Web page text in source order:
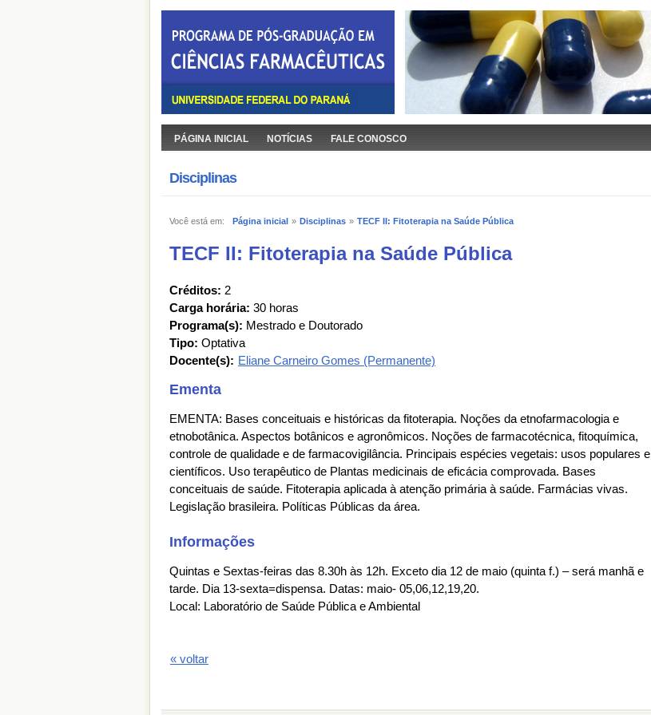
PÁGINA INICIAL NOTÍCIAS FALE CONOSCO
Disciplinas
Você está em: Página inicial » Disciplinas » TECF II: Fitoterapia na Saúde Pública
TECF II: Fitoterapia na Saúde Pública
Créditos: 2
Carga horária: 30 horas
Programa(s): Mestrado e Doutorado
Tipo: Optativa
Docente(s): Eliane Carneiro Gomes (Permanente)
Ementa
EMENTA: Bases conceituais e históricas da fitoterapia. Noções da etnofarmacologia e
etnobotânica. Aspectos botânicos e agronômicos. Noções de farmacotécnica, fitoquímica,
controle de qualidade e de farmacovigilância. Principais espécies vegetais: usos populares e
científicos. Uso terapêutico de Plantas medicinais de eficácia comprovada. Bases
conceituais de saúde. Fitoterapia aplicada à atenção primária à saúde. Farmácias vivas.
Legislação brasileira. Políticas Públicas da área.
Informações
Quintas e Sextas-feiras das 8.30h às 12h. Exceto dia 12 de maio (quinta f.) – será manhã e
tarde. Dia 13-sexta=dispensa. Datas: maio- 05,06,12,19,20.
Local: Laboratório de Saúde Pública e Ambiental
« voltar